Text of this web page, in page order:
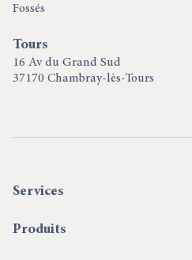
Fossés
Tours
16 Av du Grand Sud
37170 Chambray-lès-Tours
Services
Produits